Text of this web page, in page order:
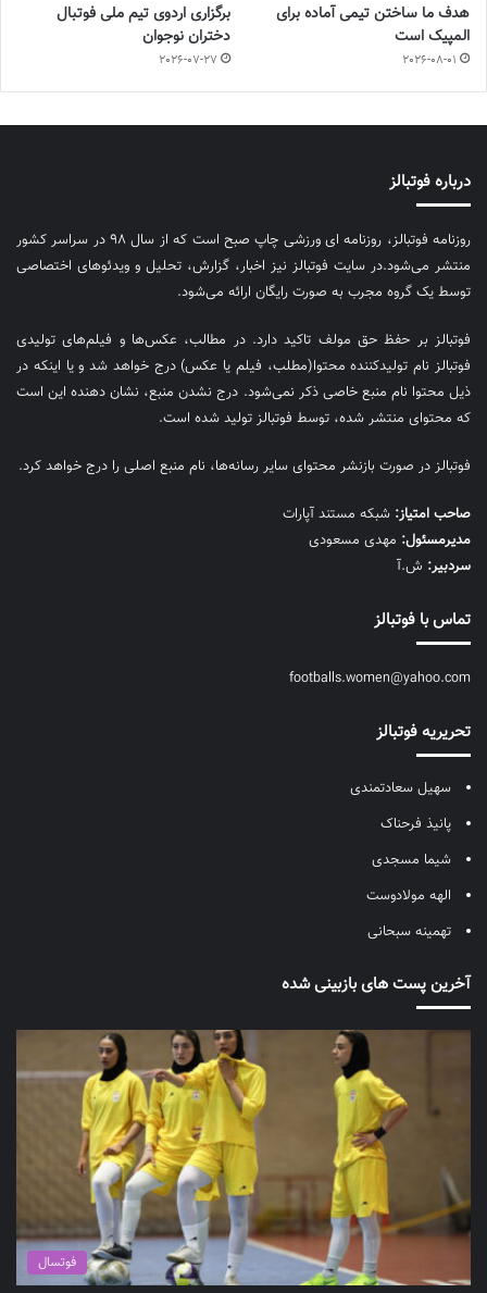
هدف ما ساختن تیمی آماده برای
المپیک است
2026-08-01
برگزاری اردوی تیم ملی فوتبال
دختران نوجوان
2026-07-27
درباره فوتبالز
روزنامه فوتبالز، روزنامه ای ورزشی چاپ صبح است که از سال ۹۸ در سراسر کشور
منتشر می‌شود.در سایت فوتبالز نیز اخبار، گزارش، تحلیل و ویدئوهای اختصاصی
توسط یک گروه مجرب به صورت رایگان ارائه می‌شود.
فوتبالز بر حفظ حق مولف تاکید دارد. در مطالب، عکس‌ها و فیلم‌های تولیدی
فوتبالز نام تولیدکننده محتوا(مطلب، فیلم یا عکس) درج خواهد شد و یا اینکه در
ذیل محتوا نام منبع خاصی ذکر نمی‌‎شود. درج نشدن منبع، نشان دهنده این است
که محتوای منتشر شده، توسط فوتبالز تولید شده است.
فوتبالز در صورت بازنشر محتوای سایر رسانه‌ها، نام منبع اصلی را درج خواهد کرد.
صاحب امتیاز: شبکه مستند آپارات
مديرمسئول: مهدی مسعودی
سردبیر: ش.آ
تماس با فوتبالز
footballs.women@yahoo.com
تحریریه فوتبالز
سهیل سعادتمندی
پانیذ فرحناک
شیما مسجدی
الهه مولادوست
تهمینه سبحانی
آخرین پست های بازبینی شده
فوتسال